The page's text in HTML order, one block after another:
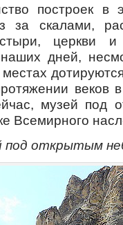
построек в
за скалами,
церкви
дней,
веков в
музей под
Всемирного
под открытым